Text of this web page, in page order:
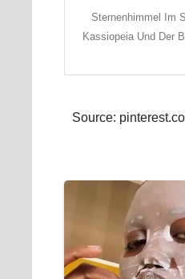
Sternenhimmel Im
Kassiopeia Und Der
Source: